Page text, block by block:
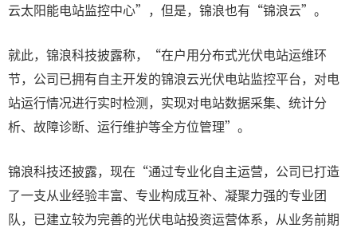
云太阳能电站监控中心”，但是，锦浪也有“锦浪云”。
就此，锦浪科技披露称，“在户用分布式光伏电站运维环
节，公司已拥有自主开发的锦浪云光伏电站监控平台，对电
站运行情况进行实时检测，实现对电站数据采集、统计分
析、故障诊断、运行维护等全方位管理”。
锦浪科技还披露，现在“通过专业化自主运营，公司已打造
了一支从业经验丰富、专业构成互补、凝聚力强的专业团
队，已建立较为完善的光伏电站投资运营体系，从业务前期